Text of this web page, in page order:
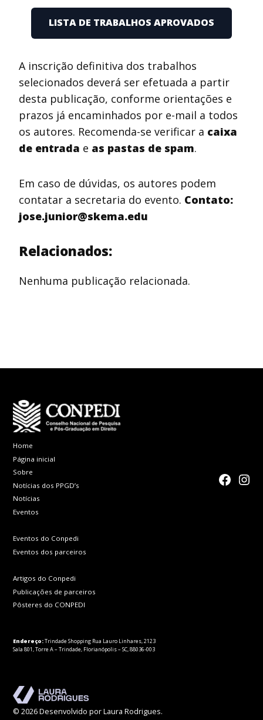
LISTA DE TRABALHOS APROVADOS
A inscrição definitiva dos trabalhos
selecionados deverá ser efetuada a partir
desta publicação, conforme orientações e
prazos já encaminhados por e-mail a todos
os autores. Recomenda-se verificar a caixa
de entrada e as pastas de spam.
Em caso de dúvidas, os autores podem
contatar a secretaria do evento. Contato:
jose.junior@skema.edu
Relacionados:
Nenhuma publicação relacionada.
Home
Página inicial
Sobre
Notícias dos PPGD’s
Notícias
Eventos
Eventos do Conpedi
Eventos dos parceiros
Artigos do Conpedi
Publicações de parceiros
Pôsteres do CONPEDI
Endereço:Trindade Shopping Rua Lauro Linhares, 2123
Sala 801, Torre A – Trindade, Florianópolis – SC, 88036-003
© 2026 Desenvolvido por Laura Rodrigues.